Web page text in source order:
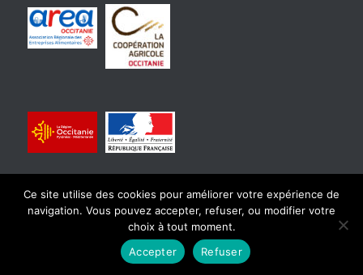
© Copyright - Tourisme Gourmand En Occitanie - Design et intégration
Ce site utilise des cookies pour améliorer votre expérience de
navigation. Vous pouvez accepter, refuser, ou modifier votre
choix à tout moment.
Accepter
Refuser